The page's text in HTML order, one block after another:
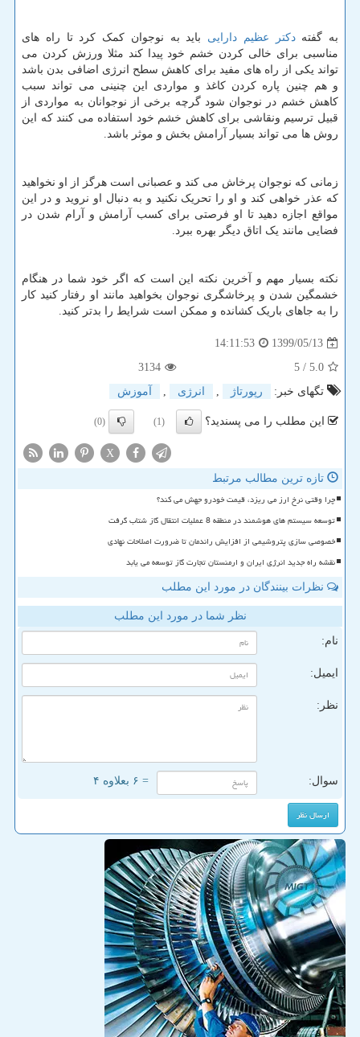
به گفتهدکتر عظیم دارایی باید به نوجوان کمک کرد تا راه های
مناسبی برای خالی کردن خشم خود پیدا کند مثلا ورزش کردن می
تواند یکی از راه های مفید برای کاهش سطح انرژی اضافی بدن باشد
و هم چنین پاره کردن کاغذ و مواردی این چنینی می تواند سبب
کاهش خشم در نوجوان شود گرچه برخی از نوجوانان به مواردی از
قبیل ترسیم ونقاشی برای کاهش خشم خود استفاده می کنند که این
روش ها می تواند بسیار آرامش بخش و موثر باشد.
زمانی که نوجوان پرخاش می کند و عصبانی است هرگز از او نخواهید
که عذر خواهی کند و او را تحریک نکنید و به دنبال او نروید و در این
مواقع اجازه دهید تا او فرصتی برای کسب آرامش و آرام شدن در
فضایی مانند یک اتاق دیگر بهره ببرد.
نکته بسیار مهم و آخرین نکته این است که اگر خود شما در هنگام
خشمگین شدن و پرخاشگری نوجوان بخواهید مانند او رفتار کنید کار
را به جاهای باریک کشانده و ممکن است شرایط را بدتر کنید.
1399/05/13
14:11:53
5.0
/ 5
3134
تگهای خبر:
رپورتاژ , انرژی , آموزش
این مطلب را می پسندید؟ (1)
(0)
X
تازه ترین مطالب مرتبط
چرا وقتی نرخ ارز می ریزد، قیمت خودرو جهش می کند؟
توسعه سیستم های هوشمند در منطقه 8 عملیات انتقال گاز شتاب گرفت
خصوصی سازی پتروشیمی از افزایش راندمان تا ضرورت اصلاحات نهادی
نقشه راه جدید انرژی ایران و ارمنستان تجارت گاز توسعه می یابد
نظرات بینندگان در مورد این مطلب
نظر شما در مورد این مطلب
نام:
ایمیل:
نظر:
سوال: = ۶ بعلاوه ۴